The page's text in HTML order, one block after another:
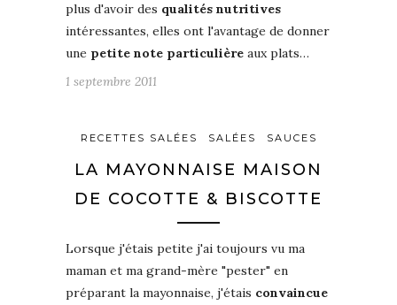
plus d'avoir des qualités nutritives
intéressantes, elles ont l'avantage de donner
une petite note particulière aux plats…
1 septembre 2011
RECETTES SALÉES SALÉES SAUCES
LA MAYONNAISE MAISON
DE COCOTTE & BISCOTTE
Lorsque j'étais petite j'ai toujours vu ma
maman et ma grand-mère "pester" en
préparant la mayonnaise, j'étais convaincue